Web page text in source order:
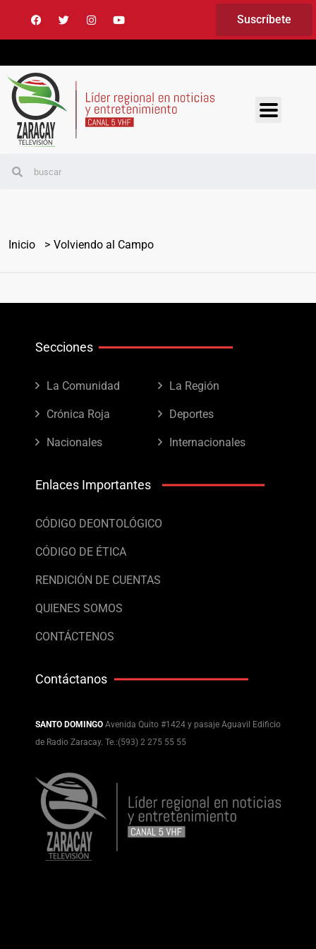
Suscríbete
Inicio Volviendo al Campo
Secciones
La Comunidad La Región
Crónica Roja Deportes
Nacionales Internacionales
Enlaces Importantes
CÓDIGO DEONTOLÓGICO
CÓDIGO DE ÉTICA
RENDICIÓN DE CUENTAS
QUIENES SOMOS
CONTÁCTENOS
Contáctanos
SANTO DOMINGO Avenida Quito #1424 y pasaje Aguavil Edificio
de Radio Zaracay. Te.:(593) 2 275 55 55